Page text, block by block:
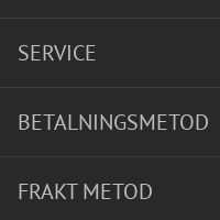
SERVICE
BETALNINGSMETOD
FRAKT METOD